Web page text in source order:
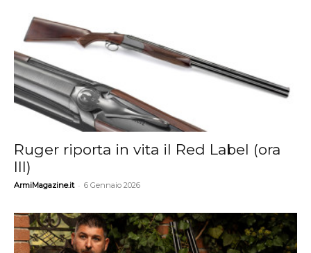
Ruger riporta in vita il Red Label (ora
III)
ArmiMagazine.it - 6 Gennaio 2026